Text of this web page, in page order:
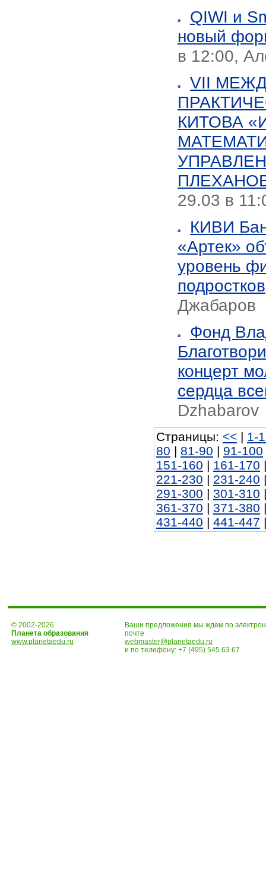
QIWI и
новый
в 12:00,
VII
КИТОВА
29.03 в
КИВИ
«Артек»
уровень
подростков
Джабаров
Фонд
концерт
сердца
Dzhabarov
Страницы: << | 1-
80 | 81-90 | 91-100
151-160 | 161-170 |
221-230 | 231-240 |
291-300 | 301-310 |
361-370 | 371-380 |
431-440 | 441-447 |
© 2002-2026
Планета образования
www.planetaedu.ru
Ваши предложения мы ждем по
почте
webmaster@planetaedu.ru
и по телефону: +7 (495) 545 63 67